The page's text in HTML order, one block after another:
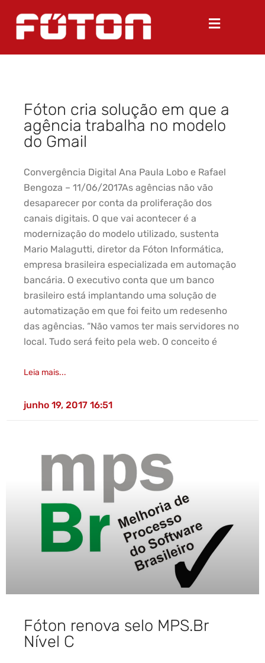
Fóton cria solução em que a
agência trabalha no modelo
do Gmail
Convergência Digital Ana Paula Lobo e Rafael
Bengoza – 11/06/2017As agências não vão
desaparecer por conta da proliferação dos
canais digitais. O que vai acontecer é a
modernização do modelo utilizado, sustenta
Mario Malagutti, diretor da Fóton Informática,
empresa brasileira especializada em automação
bancária. O executivo conta que um banco
brasileiro está implantando uma solução de
automatização em que foi feito um redesenho
das agências. “Não vamos ter mais servidores no
local. Tudo será feito pela web. O conceito é
Leia mais...
junho 19, 2017 16:51
Fóton renova selo MPS.Br
Nível C